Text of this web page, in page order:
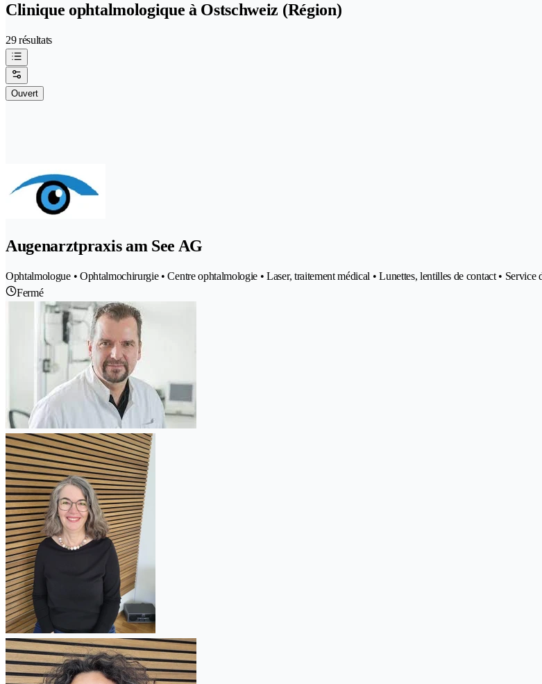
Clinique ophtalmologique à Ostschweiz (Région)
29 résultats
Ouvert
Augenarztpraxis am See AG
Ophtalmologue • Ophtalmochirurgie • Centre ophtalmologie • Laser, traitement médical • Lunettes, lentilles de contact •
Fermé